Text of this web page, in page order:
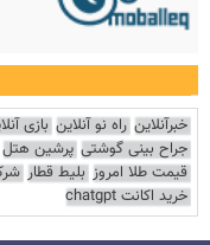
خبرآنلاین راه نو آنلاین بازی
جراح بینی گوشتی پرشین هتل
قیمت طلا امروز بلیط قطار
خرید اکانت chatgpt